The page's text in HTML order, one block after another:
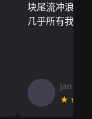
块尾流冲浪板
几乎所有我需
Jan V